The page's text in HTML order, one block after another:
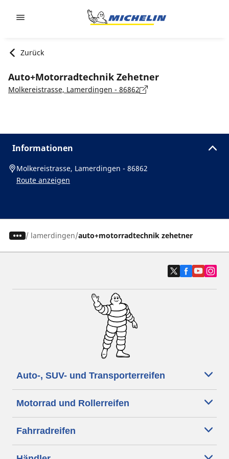
Zurück
Auto+Motorradtechnik Zehetner
Molkereistrasse, Lamerdingen - 86862
Informationen
Molkereistrasse, Lamerdingen - 86862
Route anzeigen
/ lamerdingen auto+motorradtechnik zehetner
Auto-, SUV- und Transporterreifen
Motorrad und Rollerreifen
Fahrradreifen